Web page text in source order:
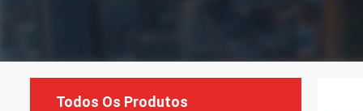
Todos Os Produtos